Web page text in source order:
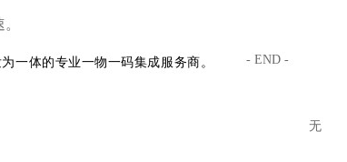
一体的专业一物一码集成服务商。 - END -
无